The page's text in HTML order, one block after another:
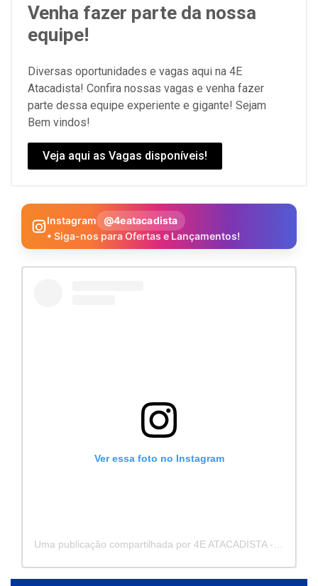
Venha fazer parte da nossa
equipe!
Diversas oportunidades e vagas aqui na 4E
Atacadista! Confira nossas vagas e venha fazer
parte dessa equipe experiente e gigante! Sejam
Bem vindos!
Veja aqui as Vagas disponíveis!
Instagram
@4eatacadista
• Siga-nos para Ofertas e Lançamentos!
Ver essa foto no Instagram